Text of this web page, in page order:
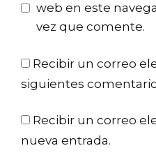
web en este
vez que comente.
Recibir un correo
siguientes
Recibir un correo
nueva entrada.